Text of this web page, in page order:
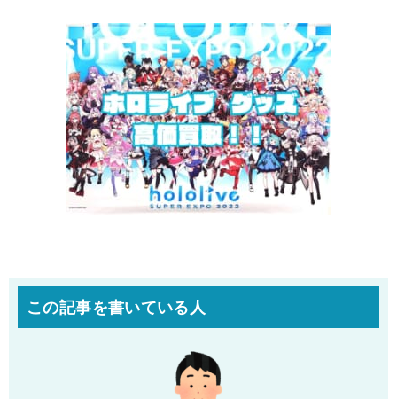
この記事を書いている人